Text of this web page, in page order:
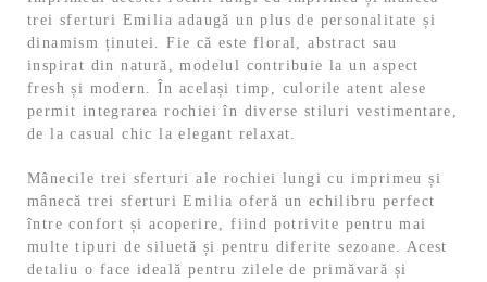
trei sferturi Emilia adaugă un plus de personalitate și
dinamism ținutei. Fie că este floral, abstract sau
inspirat din natură, modelul contribuie la un aspect
fresh și modern. În același timp, culorile atent alese
permit integrarea rochiei în diverse stiluri vestimentare,
de la casual chic la elegant relaxat.
Mânecile trei sferturi ale rochiei lungi cu imprimeu și
mânecă trei sferturi Emilia oferă un echilibru perfect
între confort și acoperire, fiind potrivite pentru mai
multe tipuri de siluetă și pentru diferite sezoane. Acest
detaliu o face ideală pentru zilele de primăvară și